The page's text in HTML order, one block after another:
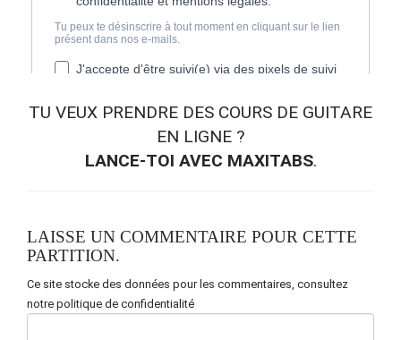
TU VEUX PRENDRE DES COURS DE GUITARE
EN LIGNE ?
LANCE-TOI AVEC MAXITABS.
LAISSE UN COMMENTAIRE POUR CETTE
PARTITION.
Ce site stocke des données pour les commentaires, consultez
notre politique de confidentialité